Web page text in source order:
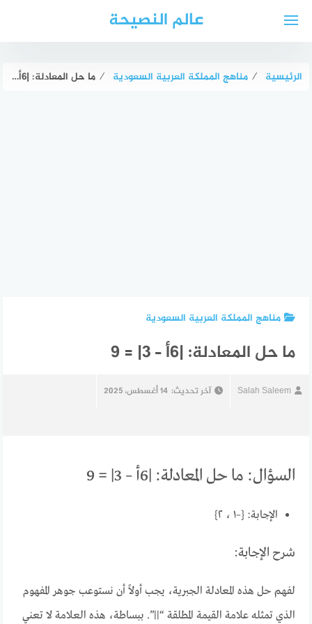
عالم النصيحة
الرئيسية ⁄ مناهج المملكة العربية السعودية ⁄ ما حل المعادلة: |6أ – 3| = 9
مناهج المملكة العربية السعودية
ما حل المعادلة: |6أ – 3| = 9
Salah Saleem آخر تحديث: 14 أغسطس، 2025
السؤال: ما حل المعادلة: |6أ – 3| = 9
الإجابة: {–١ ، ٢}
شرح الإجابة:
لفهم حل هذه المعادلة الجبرية، يجب أولاً أن نستوعب جوهر المفهوم
الذي تمثله علامة القيمة المطلقة “||”. ببساطة، هذه العلامة لا تعني